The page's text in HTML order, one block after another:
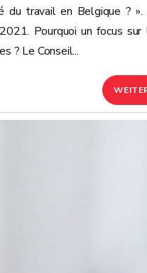
du travail en Belgique ? ».
Pourquoi un focus sur
? Le Conseil...